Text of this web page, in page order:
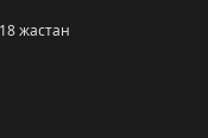
жастан